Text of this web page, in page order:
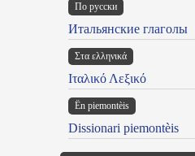
По русски
Итальянские глаголы
Στα ελληνικά
Ιταλικό Λεξικό
Ën piemontèis
Dissionari piemontèis